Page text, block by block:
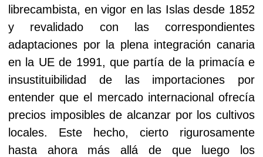
librecambista, en vigor en las Islas desde 1852
y revalidado con las correspondientes
adaptaciones por la plena integración canaria
en la UE de 1991, que partía de la primacía e
insustituibilidad de las importaciones por
entender que el mercado internacional ofrecía
precios imposibles de alcanzar por los cultivos
locales. Este hecho, cierto rigurosamente
hasta ahora más allá de que luego los